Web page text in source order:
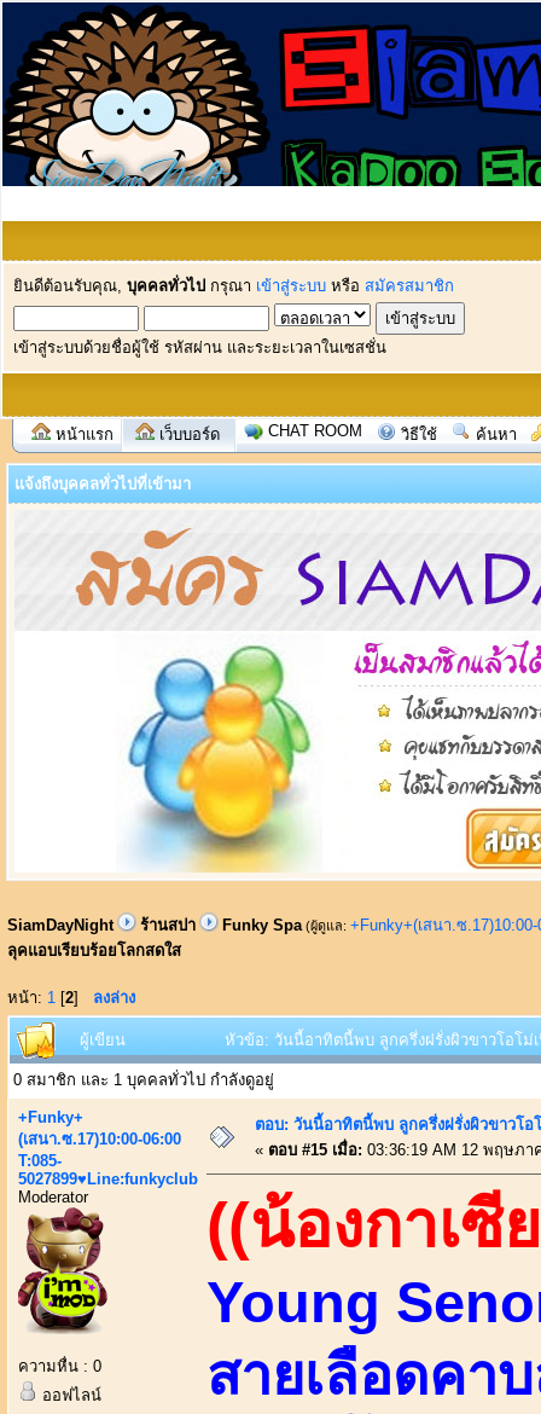
ยินดีต้อนรับคุณ, บุคคลทั่วไป กรุณา เข้าสู่ระบบ หรือ สมัครสมาชิก
เข้าสู่ระบบด้วยชื่อผู้ใช้ รหัสผ่าน และระยะเวลาในเซสชั่น
หน้าแรก เว็บบอร์ด CHAT ROOM วิธีใช้ ค้นหา
แจ้งถึงบุคคลทั่วไปที่เข้ามา
SiamDayNight ร้านสปา Funky Spa (ผู้ดูแล: +Funky+(เสนา.ซ
ลุคแอบเรียบร้อยโลกสดใส
หน้า: 1 [2] ลงล่าง
ผู้เขียน หัวข้อ: วันนี้อาทิตนี้พบ ลูกครึ่งฝรั่งผิวขาวโอโม่
0 สมาชิก และ 1 บุคคลทั่วไป กำลังดูอยู่
+Funky+
(เสนา.ซ.17)10:00-06:00
T:085-
5027899♥Line:funkyclub
Moderator
ความหื่น : 0
ออฟไลน์
ตอบ: วันนี้อาทิตนี้พบ ลูกครึ่งฝรั่งผิวขาวโอ
« ตอบ #15 เมื่อ: 03:36:19 AM 12 พฤษภา
((น้องกาเซี
Young
สายเลือดคา